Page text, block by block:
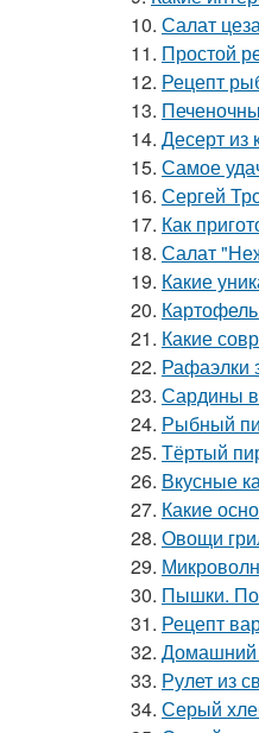
10. Салат
11. Простой
12. Рецепт
13.
14. Десерт из
15. Самое
16. Сергей
17. Как
18. Салат
19. Какие
20.
21. Какие
22. Рафаэлки
23. Сардины в
24. Рыбный
25. Тёртый
26. Вкусные
27. Какие
28. Овощи
29.
30. Пышки.
31. Рецепт
32. Домашний
33. Рулет из
34. Серый